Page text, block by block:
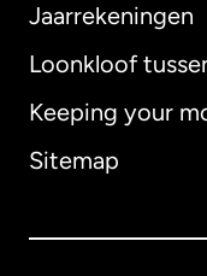
Jaarrekeningen
Loonkloof
Keeping your
Sitemap
Australië